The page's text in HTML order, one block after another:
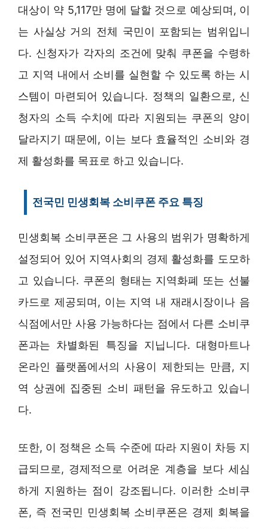
대상이 약 5,117만 명에 달할 것으로 예상되며, 이
는 사실상 거의 전체 국민이 포함되는 범위입니
다. 신청자가 각자의 조건에 맞춰 쿠폰을 수령하
고 지역 내에서 소비를 실현할 수 있도록 하는 시
스템이 마련되어 있습니다. 정책의 일환으로, 신
청자의 소득 수치에 따라 지원되는 쿠폰의 양이
달라지기 때문에, 이는 보다 효율적인 소비와 경
제 활성화를 목표로 하고 있습니다.
전국민 민생회복 소비쿠폰 주요 특징
민생회복 소비쿠폰은 그 사용의 범위가 명확하게
설정되어 있어 지역사회의 경제 활성화를 도모하
고 있습니다. 쿠폰의 형태는 지역화폐 또는 선불
카드로 제공되며, 이는 지역 내 재래시장이나 음
식점에서만 사용 가능하다는 점에서 다른 소비쿠
폰과는 차별화된 특징을 지닙니다. 대형마트나
온라인 플랫폼에서의 사용이 제한되는 만큼, 지
역 상권에 집중된 소비 패턴을 유도하고 있습니
다.
또한, 이 정책은 소득 수준에 따라 지원이 차등 지
급되므로, 경제적으로 어려운 계층을 보다 세심
하게 지원하는 점이 강조됩니다. 이러한 소비쿠
폰, 즉 전국민 민생회복 소비쿠폰은 경제 회복을